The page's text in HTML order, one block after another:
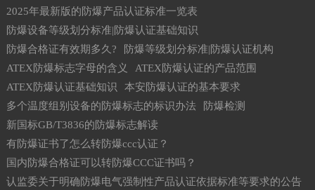
2025年最新版的防爆产品认证标准一览表
防爆设备等级划分标准|防爆认证基础知识
防爆合格证有效期多久?
防爆等级划分标准|防爆认证机构
ATEX防爆标志字母的含义
ATEX防爆认证的产品范围
ATEX防爆认证基础知识
本安防爆认证的基本要求
多个温度组别设备的防爆标志的标识办法
防爆检测
新国标GB/T3836的防爆标志解读
有防爆证书了怎么转防爆ccc认证？
国内防爆合格证可以转防爆CCC证书吗？
认监委关于明确防爆电气强制性产品认证依据标准等要求的公告